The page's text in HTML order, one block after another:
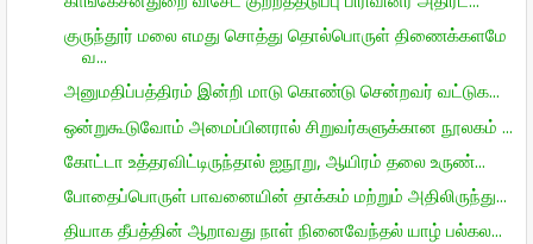
குருந்தூர் மலை எமது சொத்து தொல்பொருள் திணைக்களமே
வ...
அனுமதிப்பத்திரம் இன்றி மாடு கொண்டு சென்றவர் வட்டுக...
ஒன்றுகூடுவோம் அமைப்பினரால் சிறுவர்களுக்கான நூலகம் ...
கோட்டா உத்தரவிட்டிருந்தால் ஐநூறு, ஆயிரம் தலை உருண்...
போதைப்பொருள் பாவனையின் தாக்கம் மற்றும் அதிலிருந்து...
தியாக தீபத்தின் ஆறாவது நாள் நினைவேந்தல் யாழ் பல்கல...